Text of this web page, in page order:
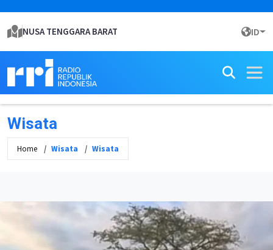
NUSA TENGGARA BARAT ID
Wisata
Home Wisata Wisata